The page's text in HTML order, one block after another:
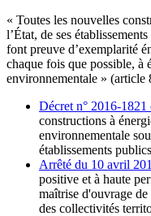
« Toutes les nouvelles
l’État, de ses
font preuve d’exemplarité
chaque fois que possible, à
environnementale » (article
Décret n° 2016-
constructions à
environnementale
établissements
Arrêté du 10 avril
positive et à haute
maîtrise d'ouvrage de
des collectivités